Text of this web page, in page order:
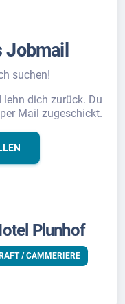
suchen!
lehn dich zurück. Du
Mail zugeschickt.
Plunhof
/ CAMMERIERE